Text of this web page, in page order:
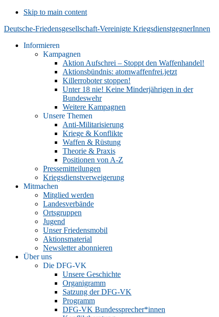
Skip to main content
Deutsche-Friedensgesellschaft-Vereinigte KriegsdienstgegnerInnen
Informieren
Kampagnen
Aktion Aufschrei – Stoppt den Waffenhandel!
Aktionsbündnis: atomwaffenfrei.jetzt
Killerroboter stoppen!
Unter 18 nie! Keine Minderjährigen in der
Bundeswehr
Weitere Kampagnen
Unsere Themen
Anti-Militarisierung
Kriege & Konflikte
Waffen & Rüstung
Theorie & Praxis
Positionen von A-Z
Pressemitteilungen
Kriegsdienstverweigerung
Mitmachen
Mitglied werden
Landesverbände
Ortsgruppen
Jugend
Unser Friedensmobil
Aktionsmaterial
Newsletter abonnieren
Über uns
Die DFG-VK
Unsere Geschichte
Organigramm
Satzung der DFG-VK
Programm
DFG-VK Bundessprecher*innen